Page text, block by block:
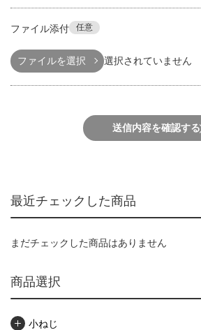
ファイル添付 任意
ファイルを選択 選択されていません
送信内容を確認する
最近チェックした商品
まだチェックした商品はありません
商品選択
小ねじ